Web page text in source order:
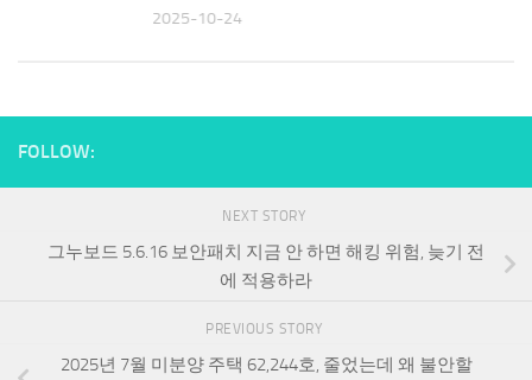
2025-10-24
FOLLOW:
NEXT STORY
그누보드 5.6.16 보안패치 지금 안 하면 해킹 위험, 늦기 전
에 적용하라
PREVIOUS STORY
2025년 7월 미분양 주택 62,244호, 줄었는데 왜 불안할